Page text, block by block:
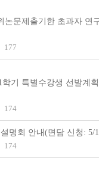
논문제출기한 초과자 연
177
기 특별수강생 선발계획
174
명회 안내(면담 신청: 5/
174